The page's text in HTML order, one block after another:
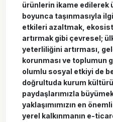
ürünlerin ikame edilerek
boyunca taşınmasıyla
etkileri azaltmak,
artırmak gibi çevresel;
yeterliliğini artırması,
korunması ve toplumun
olumlu sosyal etkiyi de
doğrultuda kurum
paydaşlarımızla
yaklaşımımızın en
yerel kalkınmanın e-